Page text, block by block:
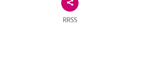
RRSS